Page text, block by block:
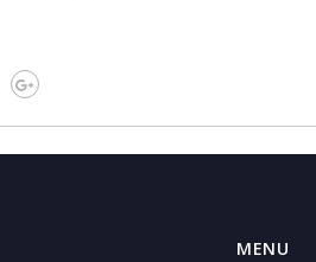
MENU